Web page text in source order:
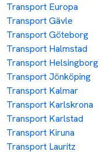
Transport Europa
Transport Gävle
Transport Göteborg
Transport Halmstad
Transport Helsingborg
Transport Jönköping
Transport Kalmar
Transport Karlskrona
Transport Karlstad
Transport Kiruna
Transport Lauritz